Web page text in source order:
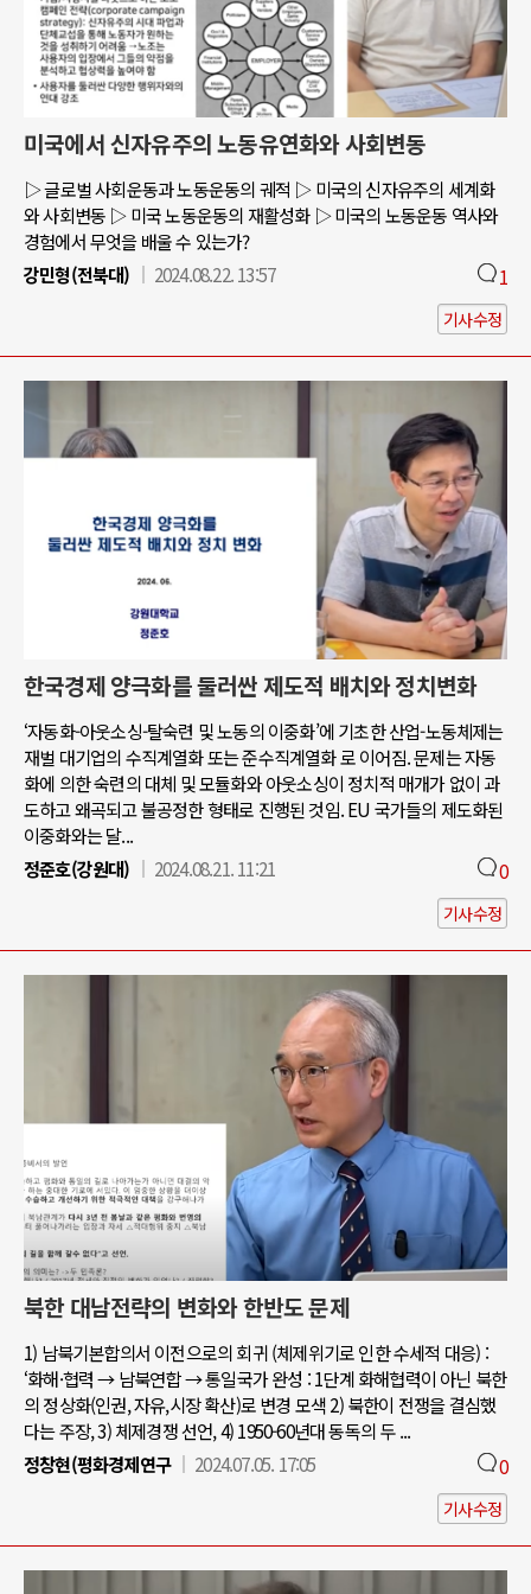
미국에서 신자유주의 노동유연화와 사회변동
▷ 글로벌 사회운동과 노동운동의 궤적 ▷ 미국의 신자유주의 세계화
와 사회변동 ▷ 미국 노동운동의 재활성화 ▷ 미국의 노동운동 역사와
경험에서 무엇을 배울 수 있는가?
강민형(전북대)
2024.08.22. 13:57 1
기사수정
한국경제 양극화를 둘러싼 제도적 배치와 정치변화
‘자동화-아웃소싱-탈숙련 및 노동의 이중화’에 기초한 산업-노동체제는
재벌 대기업의 수직계열화 또는 준수직계열화 로 이어짐. 문제는 자동
화에 의한 숙련의 대체 및 모듈화와 아웃소싱이 정치적 매개가 없이 과
도하고 왜곡되고 불공정한 형태로 진행된 것임. EU 국가들의 제도화된
이중화와는 달...
정준호(강원대)
2024.08.21. 11:21 0
기사수정
북한 대남전략의 변화와 한반도 문제
1) 남북기본합의서 이전으로의 회귀 (체제위기로 인한 수세적 대응) :
‘화해·협력 → 남북연합 → 통일국가 완성 : 1단계 화해협력이 아닌 북한
의 정상화(인권, 자유,시장 확산)로 변경 모색 2) 북한이 전쟁을 결심했
다는 주장, 3) 체제경쟁 선언, 4) 1950-60년대 동독의 두 ...
정창현(평화경제연구
2024.07.05. 17:05 0
기사수정